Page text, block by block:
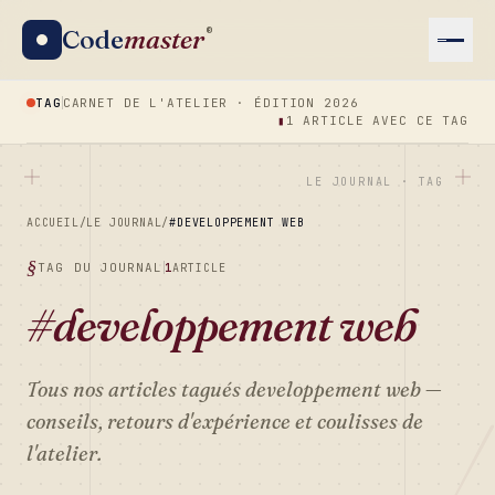
Codemaster®
TAG CARNET DE L'ATELIER · ÉDITION 2026
▮ 1 ARTICLE AVEC CE TAG
LE JOURNAL · TAG
ACCUEIL/LE JOURNAL/#DEVELOPPEMENT WEB
TAG DU JOURNAL 1ARTICLE
#developpement web
Tous nos articles taguésdeveloppement web—
conseils, retours d'expérience et coulisses de
l'atelier.